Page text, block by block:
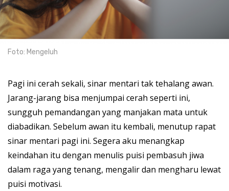
Foto: Mengeluh
Pagi ini cerah sekali, sinar mentari tak tehalang awan.
Jarang-jarang bisa menjumpai cerah seperti ini,
sungguh pemandangan yang manjakan mata untuk
diabadikan. Sebelum awan itu kembali, menutup rapat
sinar mentari pagi ini. Segera aku menangkap
keindahan itu dengan menulis puisi pembasuh jiwa
dalam raga yang tenang, mengalir dan mengharu lewat
puisi motivasi.